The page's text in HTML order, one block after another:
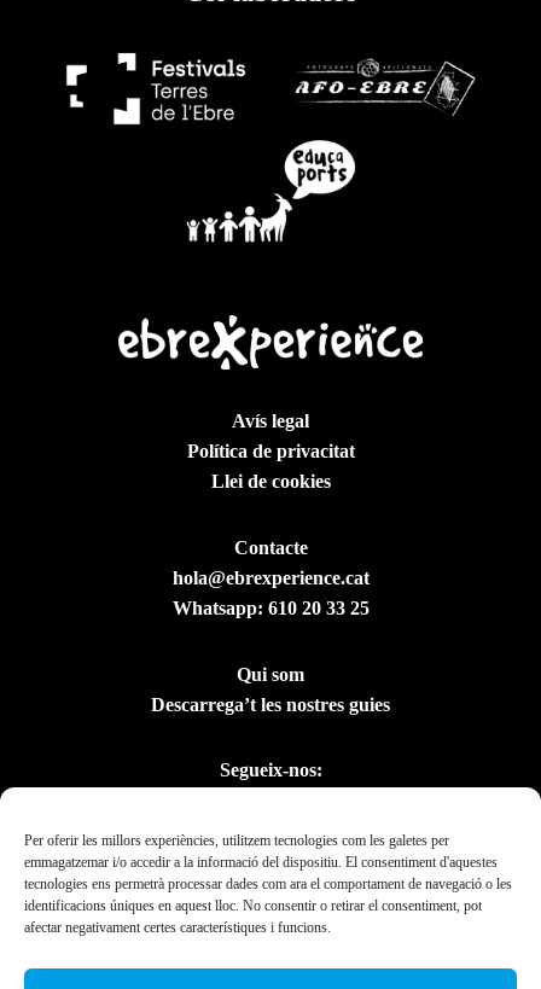
Per oferir les millors experiències, utilitzem tecnologies com les galetes per
emmagatzemar i/o accedir a la informació del dispositiu. El consentiment d'aquestes
tecnologies ens permetrà processar dades com ara el comportament de navegació o les
identificacions úniques en aquest lloc. No consentir o retirar el consentiment, pot
afectar negativament certes característiques i funcions.
Avís legal
Política de privacitat
Llei de cookies
Contacte
hola@ebrexperience.cat
Whatsapp: 610 20 33 25
Qui som
Descarrega’t les nostres guies
Segueix-nos: